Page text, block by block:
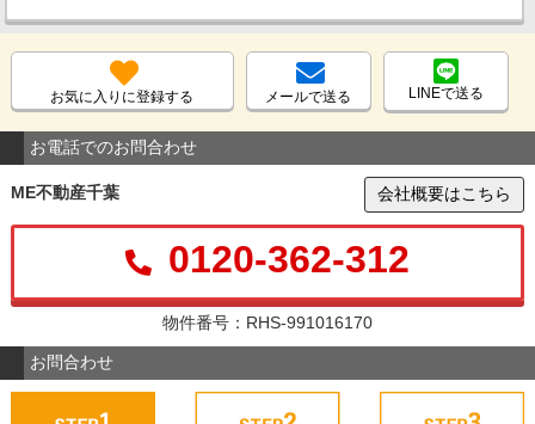
お気に入りに登録する メールで送る LINEで送る
お電話でのお問合わせ
ME不動産千葉 会社概要はこちら
0120-362-312
物件番号：RHS-991016170
お問合わせ